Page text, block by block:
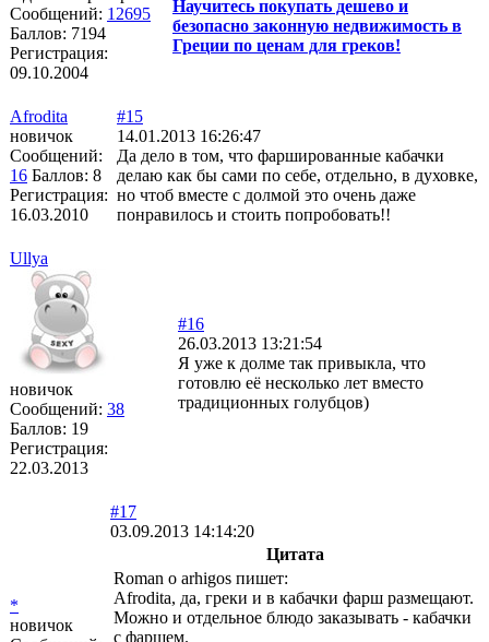
Сообщений: 12695
Баллов: 7194
Регистрация:
09.10.2004
Научитесь покупать дешево и
безопасно законную недвижимость в
Греции по ценам для греков!
Afrodita
новичок
Сообщений:
16 Баллов: 8
Регистрация:
16.03.2010
#15
14.01.2013 16:26:47
Да дело в том, что фаршированные кабачки
делаю как бы сами по себе, отдельно, в духовке,
но чтоб вместе с долмой это очень даже
понравилось и стоить попробовать!!
Ullya
новичок
Сообщений: 38
Баллов: 19
Регистрация:
22.03.2013
#16
26.03.2013 13:21:54
Я уже к долме так привыкла, что
готовлю её несколько лет вместо
традиционных голубцов)
*
новичок
#17
03.09.2013 14:14:20
Цитата
Roman o arhigos пишет:
Afrodita, да, греки и в кабачки фарш размещают.
Можно и отдельное блюдо заказывать - кабачки
с фаршем.